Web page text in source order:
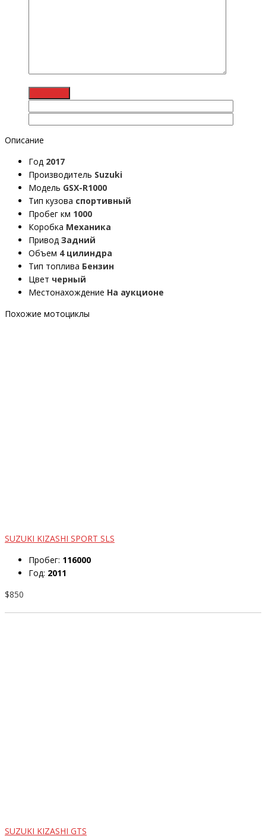
Описание
Год 2017
Производитель Suzuki
Модель GSX-R1000
Тип кузова спортивный
Пробег км 1000
Коробка Механика
Привод Задний
Объем 4 цилиндра
Тип топлива Бензин
Цвет черный
Местонахождение На аукционе
Похожие мотоциклы
SUZUKI KIZASHI SPORT SLS
Пробег: 116000
Год: 2011
$850
SUZUKI KIZASHI GTS